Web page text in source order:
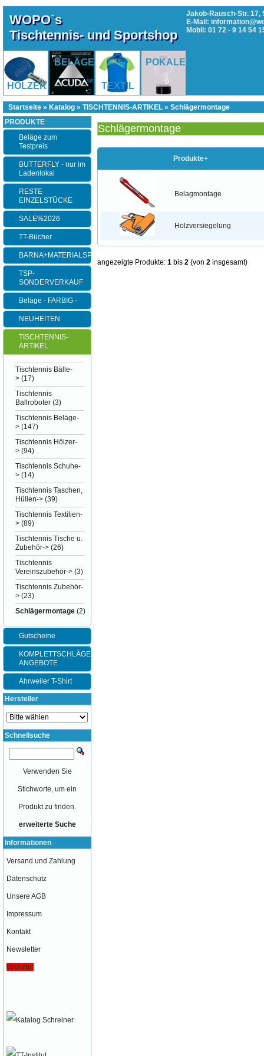
WOPO`s
Tischtennis- und Sportshop
Jakob-Rausch-Str. 17,
E-Mail:
Mobil: 01 72 - 9 14 54
HÖLZER
BELÄGE
TEXTIL
POKALE
Startseite » Katalog » TISCHTENNIS-ARTIKEL » Schlägermontage
Schlägermontage
Produkte+
Belagmontage
Holzversiegelung
angezeigte Produkte: 1 bis 2 (von 2 insgesamt)
PRODUKTE
Beläge zum
Testpreis
BUTTERFLY - nur im
Ladenlokal
RESTE
EINZELSTÜCKE
SALE%2026
TT-Bücher
BARNA+MATERIALSPEZI
TSP-
SONDERVERKAUF
Beläge - FARBIG -
NEUHEITEN
TISCHTENNIS-
ARTIKEL
Tischtennis Bälle-
> (17)
Tischtennis
Ballroboter (3)
Tischtennis Beläge-
> (147)
Tischtennis Hölzer-
> (94)
Tischtennis Schuhe-
> (14)
Tischtennis Taschen,
Hüllen-> (39)
Tischtennis Textilien-
> (89)
Tischtennis Tische u.
Zubehör-> (26)
Tischtennis
Vereinszubehör-> (3)
Tischtennis Zubehör-
> (23)
Schlägermontage (2)
Gutscheine
KOMPLETTSCHLÄGER-
ANGEBOTE
Ahrweiler T-Shirt
Hersteller
Schnellsuche
Verwenden Sie
Stichworte, um ein
Produkt zu finden.
erweiterte Suche
Informationen
Versand und Zahlung
Datenschutz
Unsere AGB
Impressum
Kontakt
Newsletter
Widerruf